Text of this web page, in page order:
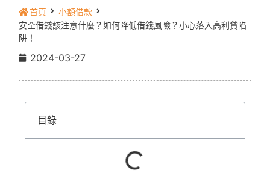
首頁
小額借款
安全借錢該注意什麼？如何降低借錢風險？小心落入高利貸陷
阱！
2024-03-27
目錄